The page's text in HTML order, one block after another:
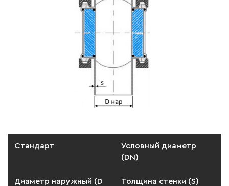
Стандарт
Условный диаметр
(DN)
Диаметр наружный (D
Толщина стенки (S)